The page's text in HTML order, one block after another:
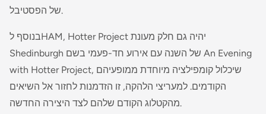
של הפסטיבל.
בנוסף ל­HAM, Hotter Project יהיה גם חלק מעונת
An Evening
with Hotter Project, שיכלול קומפילציה מיוחדת ממופעיהם
הקודמים. למעריצי הלהקה, זו הזדמנות לחזור אל השיאים
מהקטלוג הקודם שלהם לצד היצירה החדשה.